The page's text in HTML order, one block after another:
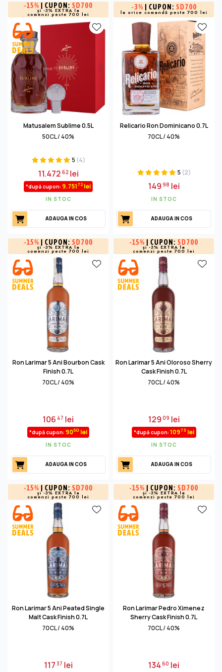
-15% | CUPON: SD700
și -3% EXTRA la
comenzi peste 700 lei
Matusalem Sublime 0.5L
50CL / 40%
5 (4)
11.47262lei
*după cupon: 9.75172 lei
IN STOC
ADAUGA IN COS
-3% | CUPON: SD700
la orice comandă peste 700 lei
Relicario Ron Dominicano 0.7L
70CL / 40%
5 (2)
14998 lei
IN STOC
ADAUGA IN COS
-15% | CUPON: SD700
și -3% EXTRA la
comenzi peste 700 lei
Ron Larimar 5 Ani Bourbon Cask
Finish 0.7L
70CL / 40%
106 47 lei
*după cupon: 9050 lei
IN STOC
ADAUGA IN COS
-15% | CUPON: SD700
și -3% EXTRA la
comenzi peste 700 lei
Ron Larimar 5 Ani Oloroso Sherry
Cask Finish 0.7L
70CL / 40%
12909 lei
*după cupon: 10973 lei
IN STOC
ADAUGA IN COS
-15% | CUPON: SD700
și -3% EXTRA la
comenzi peste 700 lei
Ron Larimar 5 Ani Peated Single
Malt Cask Finish 0.7L
70CL / 40%
117 37 lei
-15% | CUPON: SD700
și -3% EXTRA la
comenzi peste 700 lei
Ron Larimar Pedro Ximenez
Sherry Cask Finish 0.7L
70CL / 40%
13460 lei